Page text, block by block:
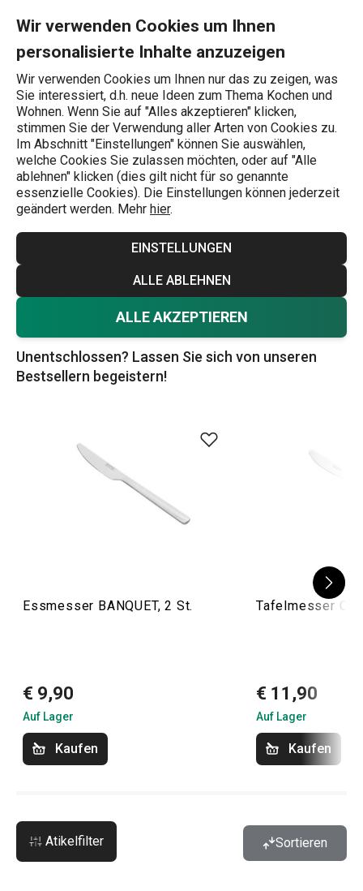
Wir verwenden Cookies um Ihnen
personalisierte Inhalte anzuzeigen
Wir verwenden Cookies um Ihnen nur das zu zeigen, was
Sie interessiert, d.h. neue Ideen zum Thema Kochen und
Wohnen. Wenn Sie auf "Alles akzeptieren" klicken,
stimmen Sie der Verwendung aller Arten von Cookies zu.
Im Abschnitt "Einstellungen" können Sie auswählen,
welche Cookies Sie zulassen möchten, oder auf "Alle
ablehnen" klicken (dies gilt nicht für so genannte
essenzielle Cookies). Die Einstellungen können jederzeit
geändert werden. Mehr hier.
EINSTELLUNGEN
ALLE ABLEHNEN
ALLE AKZEPTIEREN
Wonach suchen Sie?
Besteck
Besteckmesser
Elegant, modern, klassisch - Besteckmesser in vielen
attraktiven Designs aus hochwertigem Edelstahl erfüllen
ihren Zweck für lange Zeit. Außerdem machen TESCOMA-
tägliche Essenzu einem kleinen
Festmahl.
Suppenlöffelkann man nie genug haben.
Stellen Sie sicher, dass zu Hause nichts fehlt.
Unentschlossen? Lassen Sie sich von unseren
Bestsellern begeistern!
Essmesser BANQUET, 2 St.
€ 9,90
Auf Lager
Kaufen
Tafelmesser
€ 11,90
Auf Lager
Kaufen
Atikelfilter Sortieren